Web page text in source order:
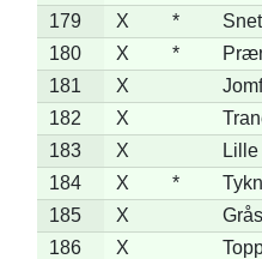
179
X *
180
X *
181
X
182
X
183
X
184
X *
185
X
186
X